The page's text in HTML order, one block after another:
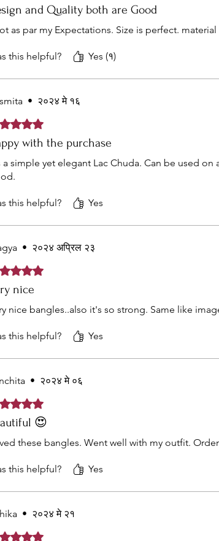
and Quality both are Good
as par my Expectations. Size is perfect.
this helpful? Yes (१)
• २०२४ मे १६
५ out of 5 stars.
with the purchase
a simple yet elegant Lac Chuda. Can be used
this helpful? Yes
• २०२४ अप्रिल २३
५ out of 5 stars.
nice
nice bangles..also it's so strong. Same like
this helpful? Yes
• २०२४ मे ०६
५ out of 5 stars.
😍
these bangles. Went well with my outfit.
this helpful? Yes
• २०२४ मे २१
५ out of 5 stars.